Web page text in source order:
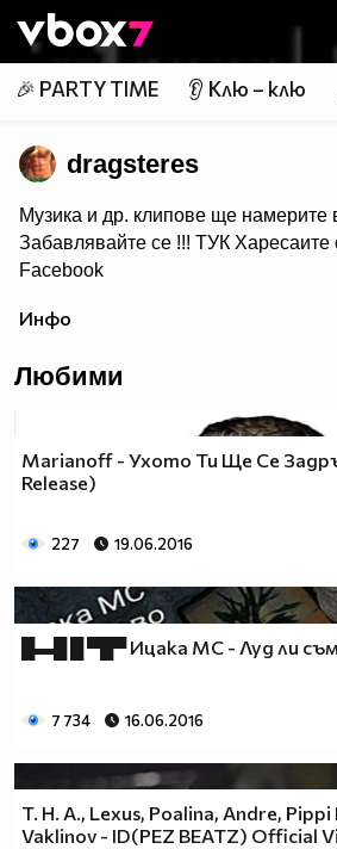
👾
🎉 PARTY TIME 👂 Клю – клю
dragsteres
Музика и др. клипове ще намерите
Забавлявайте се !!! ТУК Харесаите
Facebook
Абонирате за мен :)
Инфо
Любими
Marianoff - Ухото Ти Ще Се
Release)
227 19.06.2016
█▬█ █ ▀█▀ Ицака МС - Луд ли
7 734 16.06.2016
T. H. A., Lexus, Poalina, Andre,
Vaklinov - ID(PEZ BEATZ) Official